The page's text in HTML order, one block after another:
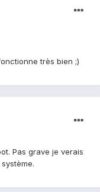
très bien ;)
Pas grave je verais